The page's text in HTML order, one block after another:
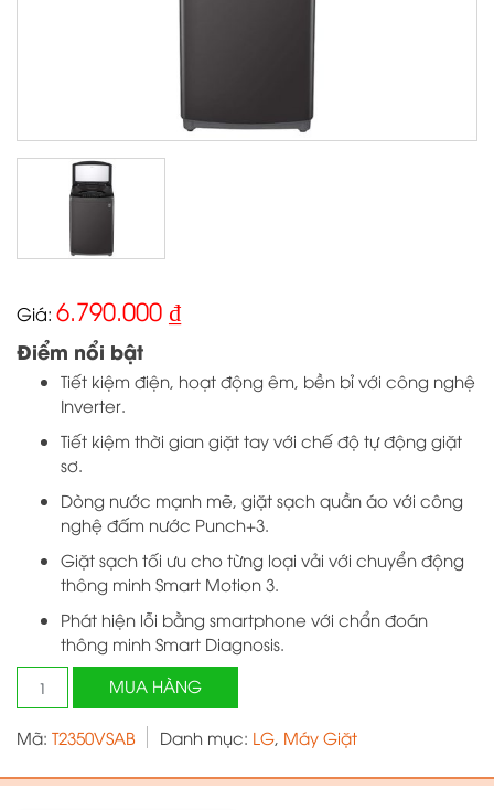
6.790.000 ₫
Điểm nổi bật
Tiết kiệm điện, hoạt động êm, bền bỉ với công nghệ
Inverter.
Tiết kiệm thời gian giặt tay với chế độ tự động giặt
sơ.
Dòng nước mạnh mẽ, giặt sạch quần áo với công
nghệ đấm nước Punch+3.
Giặt sạch tối ưu cho từng loại vải với chuyển động
thông minh Smart Motion 3.
Phát hiện lỗi bằng smartphone với chẩn đoán
thông minh Smart Diagnosis.
giặt
TurboDrum
Inverter
MUA HÀNG
Mã: T2350VSAB Danh mục: LG Máy Giặt